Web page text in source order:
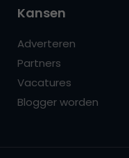
Kansen
Adverteren
Partners
Vacatures
Blogger worden